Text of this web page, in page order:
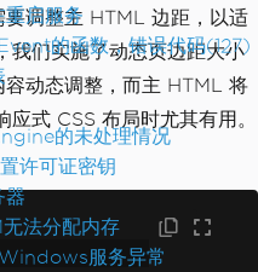
重启服务
的函数，错误代码(127)
的未处理情况
许可证密钥
器
法分配内存
服务异常
TextFooter
=
.RenderHtmlA
);
要调整主 HTML 边距，以适
我们实施了动态页边距大小
动态调整，而主 HTML 将
式 CSS 布局时尤其有用。